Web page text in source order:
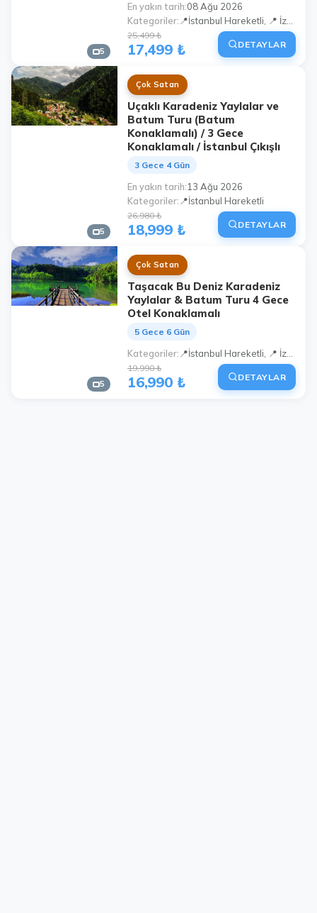
5
En yakın tarih 08 Ağu 2026
Kategoriler
25,499 ₺
17,499 ₺ DETAYLAR
5
Çok Satan
Uçaklı Karadeniz Yaylalar ve
Batum Turu (Batum
Konaklamalı) / 3 Gece
Konaklamalı / İstanbul Çıkışlı
3 Gece 4 Gün
En yakın tarih 13 Ağu 2026
Kategoriler 📍İstanbul Hareketli
26,980 ₺
18,999 ₺ DETAYLAR
5
Çok Satan
Taşacak Bu Deniz Karadeniz
Yaylalar & Batum Turu 4 Gece
Otel Konaklamalı
5 Gece 6 Gün
Kategoriler
19,990 ₺
16,990 ₺ DETAYLAR